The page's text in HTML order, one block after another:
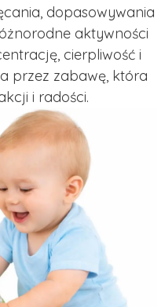
dopasowywania
aktywności
cierpliwość i
przez zabawę, która
i radości.